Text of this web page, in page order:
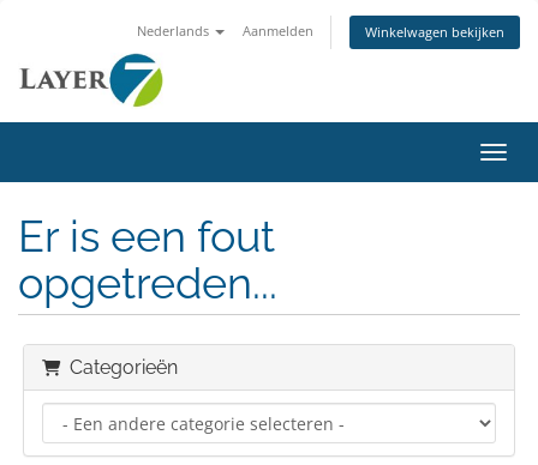
Nederlands Aanmelden Winkelwagen bekijken
Er is een fout
opgetreden...
Categorieën